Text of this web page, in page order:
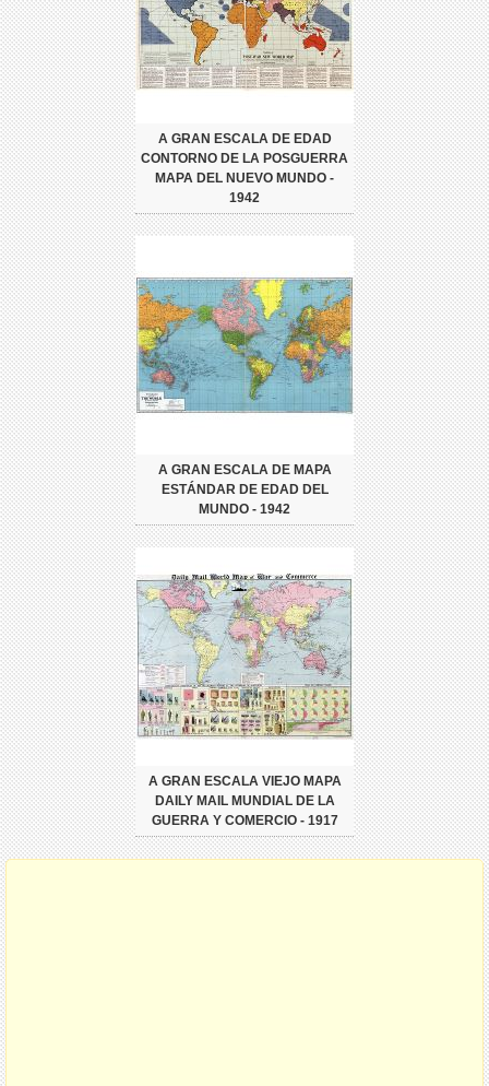
A GRAN ESCALA DE EDAD
CONTORNO DE LA POSGUERRA
MAPA DEL NUEVO MUNDO -
1942
A GRAN ESCALA DE MAPA
ESTÁNDAR DE EDAD DEL
MUNDO - 1942
A GRAN ESCALA VIEJO MAPA
DAILY MAIL MUNDIAL DE LA
GUERRA Y COMERCIO - 1917